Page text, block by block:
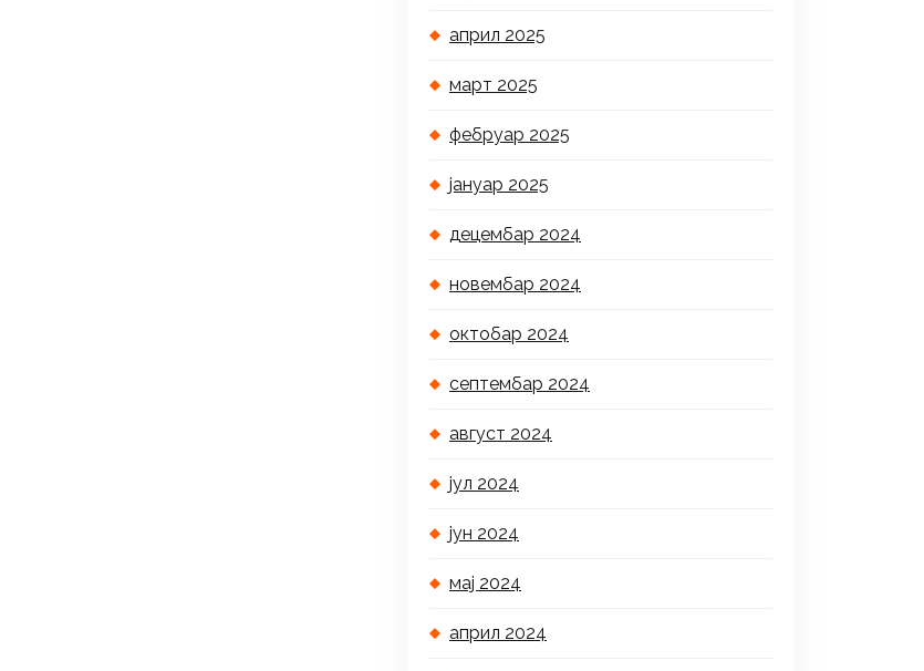
април 2025
март 2025
фебруар 2025
јануар 2025
децембар 2024
новембар 2024
октобар 2024
септембар 2024
август 2024
јул 2024
јун 2024
мај 2024
април 2024